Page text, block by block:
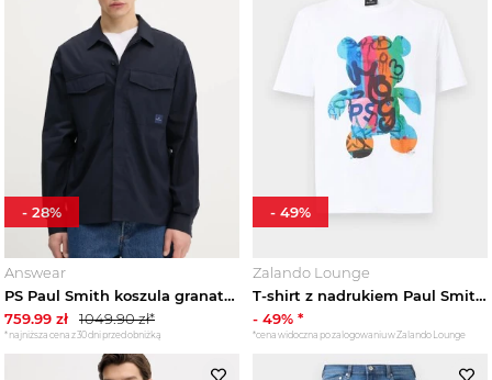
Answear
PS Paul Smith koszula granatowy
759.99 zł 1049.90zł*
*najniższa cena z 30 dni przed obniżką
- 28%
Zalando Lounge
T-shirt z nadrukiem Paul Smith biały
- 49% *
*cena widoczna po zalogowaniu w Zalando Lounge
- 49%